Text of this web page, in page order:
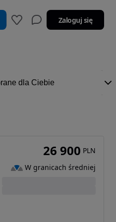
Zaloguj się
26 900 PLN
W granicach średniej